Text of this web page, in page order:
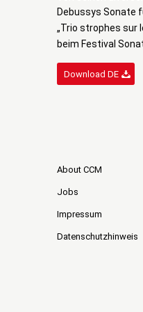
Debussys Sonate
„Trio strophes sur
beim Festival
Download DE
About CCM
Jobs
Impressum
Datenschutzhinweis